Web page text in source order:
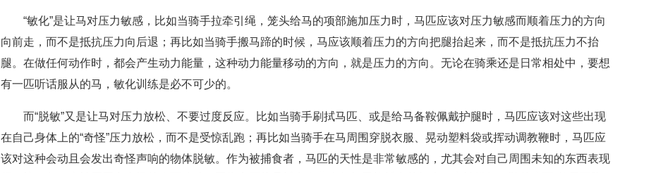
“敏化”是让马对压力敏感，比如当骑手拉牵引绳，笼头给马的项部施加压力时，马匹应该对压力敏感而顺着压力的方向
向前走，而不是抵抗压力向后退；再比如当骑手搬马蹄的时候，马应该顺着压力的方向把腿抬起来，而不是抵抗压力不抬
腿。在做任何动作时，都会产生动力能量，这种动力能量移动的方向，就是压力的方向。无论在骑乘还是日常相处中，要想
有一匹听话服从的马，敏化训练是必不可少的。
而“脱敏”又是让马对压力放松、不要过度反应。比如当骑手刷拭马匹、或是给马备鞍佩戴护腿时，马匹应该对这些出现
在自己身体上的“奇怪”压力放松，而不是受惊乱跑；再比如当骑手在马周围穿脱衣服、晃动塑料袋或挥动调教鞭时，马匹应
该对这种会动且会发出奇怪声响的物体脱敏。作为被捕食者，马匹的天性是非常敏感的，尤其会对自己周围未知的东西表现